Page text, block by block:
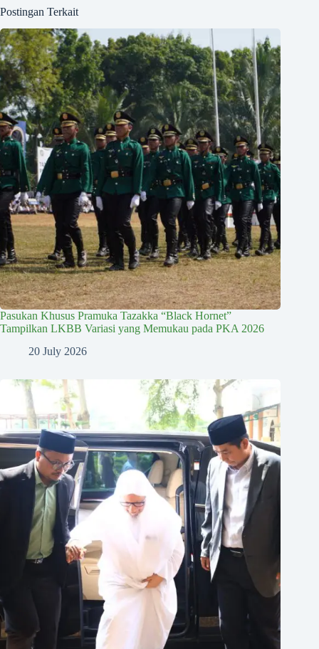
Postingan Terkait
Pasukan Khusus Pramuka Tazakka “Black Hornet”
Tampilkan LKBB Variasi yang Memukau pada PKA 2026
20 July 2026